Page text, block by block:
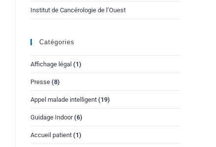
Institut de Cancérologie de l’Ouest
Catégories
Affichage légal (1)
Presse (8)
Appel malade intelligent (19)
Guidage Indoor (6)
Accueil patient (1)